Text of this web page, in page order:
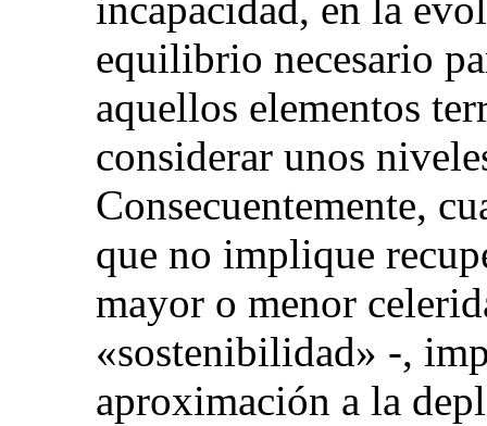
incapacidad, en la
equilibrio necesario
aquellos elementos
considerar unos
Consecuentemente,
que no implique
mayor o menor
«sostenibilidad» -,
aproximación a la